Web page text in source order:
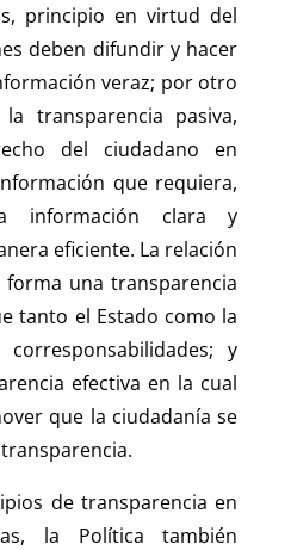
principio en virtud del
deben difundir y hacer
veraz; por otro
transparencia pasiva,
del ciudadano en
que requiera,
información clara y
eficiente. La relación
una transparencia
tanto el Estado como la
y
efectiva en la cual
que la ciudadanía se
de transparencia en
la Política también